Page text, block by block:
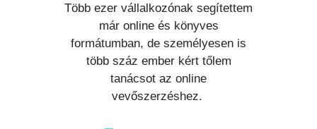
Több ezer vállalkozónak segítettem
már online és könyves
formátumban, de személyesen is
több száz ember kért tőlem
tanácsot az online
vevőszerzéshez.